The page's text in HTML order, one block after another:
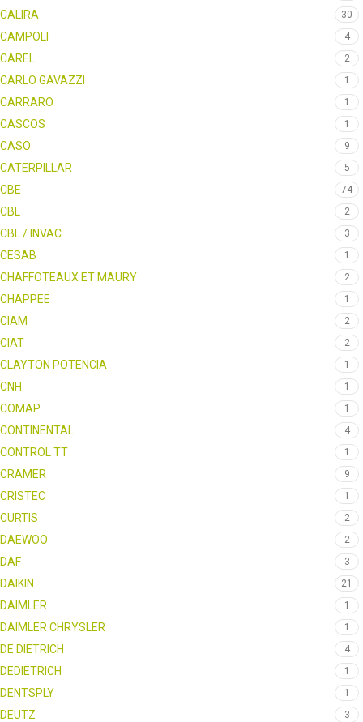
CALIRA 30
CAMPOLI 4
CAREL 2
CARLO GAVAZZI 1
CARRARO 1
CASCOS 1
CASO 9
CATERPILLAR 5
CBE 74
CBL 2
CBL / INVAC 3
CESAB 1
CHAFFOTEAUX ET MAURY 2
CHAPPEE 1
CIAM 2
CIAT 2
CLAYTON POTENCIA 1
CNH 1
COMAP 1
CONTINENTAL 4
CONTROL TT 1
CRAMER 9
CRISTEC 1
CURTIS 2
DAEWOO 2
DAF 3
DAIKIN 21
DAIMLER 1
DAIMLER CHRYSLER 1
DE DIETRICH 4
DEDIETRICH 1
DENTSPLY 1
DEUTZ 3